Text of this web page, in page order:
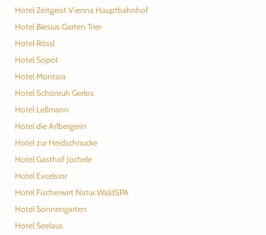
Hotel Zeitgeist Vienna Hauptbahnhof
Hotel Blesius Garten Trier
Hotel Rössl
Hotel Sopot
Hotel Montara
Hotel Schönruh Gerlos
Hotel Lellmann
Hotel die Arlbergerin
Hotel zur Heidschnucke
Hotel Gasthof Jochele
Hotel Excelsior
Hotel Fischerwirt Natur.WaldSPA
Hotel Sonnengarten
Hotel Seelaus